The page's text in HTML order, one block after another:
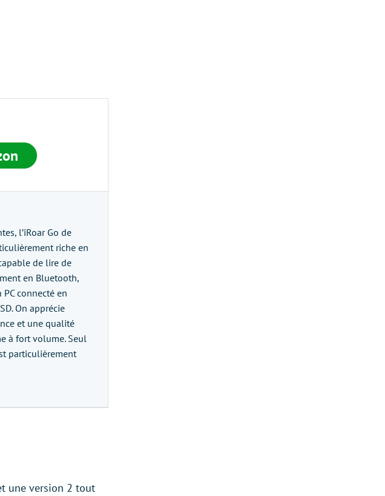
l’iRoar Go de
riche en
de lire de
en Bluetooth,
connecté en
On apprécie
et une qualité
à fort volume. Seul
particulièrement
une version 2 tout